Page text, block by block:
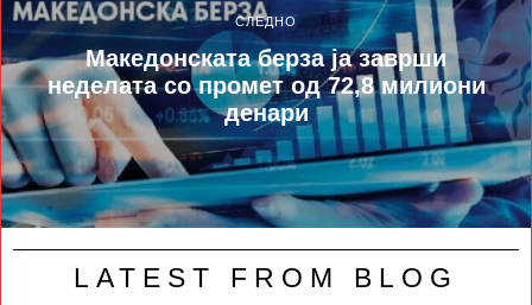
СЛЕДНО
Македонската берза ја заврши
неделата со промет од 72,8 милиони
денари
LATEST FROM BLOG